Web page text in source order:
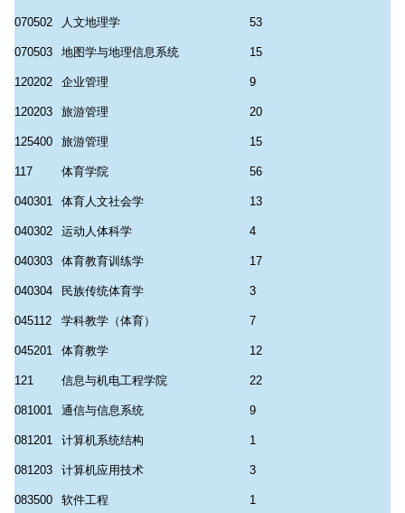
070502 人文地理学 53
070503 地图学与地理信息系统 15
120202 企业管理 9
120203 旅游管理 20
125400 旅游管理 15
117 体育学院 56
040301 体育人文社会学 13
040302 运动人体科学 4
040303 体育教育训练学 17
040304 民族传统体育学 3
045112 学科教学（体育） 7
045201 体育教学 12
121 信息与机电工程学院 22
081001 通信与信息系统 9
081201 计算机系统结构 1
081203 计算机应用技术 3
083500 软件工程 1